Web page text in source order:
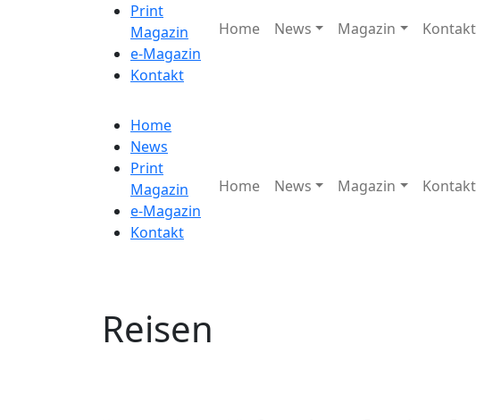
Print
Magazin
e-Magazin
Kontakt
Home News Magazin Kontakt
Home
News
Print
Magazin
e-Magazin
Kontakt
Home News Magazin Kontakt
Reisen